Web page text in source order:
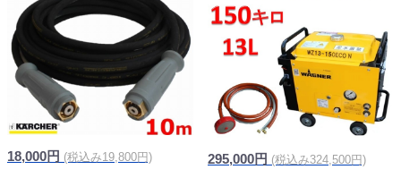
18,000円 (税込み19,800円) 295,000円 (税込み324,500円)